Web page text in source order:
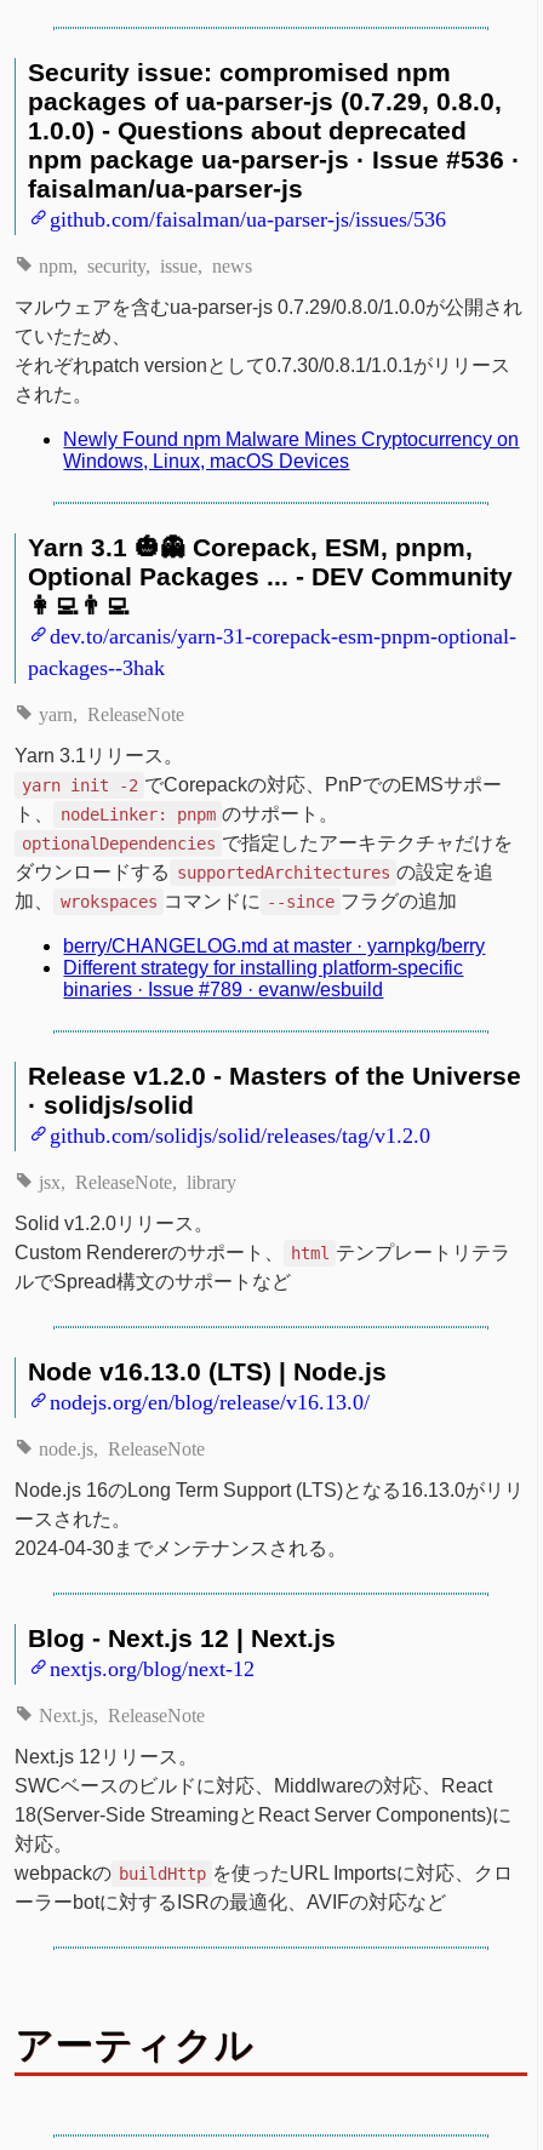
Security issue: compromised npm
packages of ua-parser-js (0.7.29, 0.8.0,
1.0.0) - Questions about deprecated
npm package ua-parser-js · Issue #536 ·
faisalman/ua-parser-js
github.com/faisalman/ua-parser-js/issues/536
npm security issue news
マルウェアを含むua-parser-js 0.7.29/0.8.0/1.0.0が公開され
ていたため、
それぞれpatch versionとして0.7.30/0.8.1/1.0.1がリリース
された。
Newly Found npm Malware Mines Cryptocurrency on
Windows, Linux, macOS Devices
Yarn 3.1 🎃👻 Corepack, ESM, pnpm,
Optional Packages ... - DEV Community
👩‍💻👨‍💻
dev.to/arcanis/yarn-31-corepack-esm-pnpm-optional-
packages--3hak
yarn ReleaseNote
Yarn 3.1リリース。
yarn init -2 でCorepackの対応、PnPでのEMSサポー
ト、
nodeLinker: pnpm のサポート。
optionalDependencies で指定したアーキテクチャだけを
ダウンロードする supportedArchitectures の設定を追
加、
wrokspaces コマンドに --since フラグの追加
berry/CHANGELOG.md at master · yarnpkg/berry
Different strategy for installing platform-specific
binaries · Issue #789 · evanw/esbuild
Release v1.2.0 - Masters of the Universe
· solidjs/solid
github.com/solidjs/solid/releases/tag/v1.2.0
jsx ReleaseNote library
Solid v1.2.0リリース。
Custom Rendererのサポート、
html テンプレートリテラ
ルでSpread構文のサポートなど
Node v16.13.0 (LTS) | Node.js
nodejs.org/en/blog/release/v16.13.0/
node.js ReleaseNote
Node.js 16のLong Term Support (LTS)となる16.13.0がリリ
ースされた。
2024-04-30までメンテナンスされる。
Blog - Next.js 12 | Next.js
nextjs.org/blog/next-12
Next.js ReleaseNote
Next.js 12リリース。
SWCベースのビルドに対応、Middlwareの対応、React
18(Server-Side StreamingとReact Server Components)に
対応。
webpackの buildHttp を使ったURL Importsに対応、クロ
ーラーbotに対するISRの最適化、AVIFの対応など
アーティクル